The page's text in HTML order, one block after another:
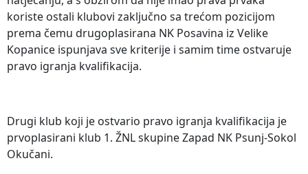
koriste ostali klubovi zaključno sa trećom pozicijom
prema čemu drugoplasirana NK Posavina iz Velike
Kopanice ispunjava sve kriterije i samim time ostvaruje
pravo igranja kvalifikacija.
Drugi klub koji je ostvario pravo igranja kvalifikacija je
prvoplasirani klub 1. ŽNL skupine Zapad NK Psunj-Sokol
Okučani.